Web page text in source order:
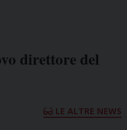
direttore del
LE ALTRE NEWS